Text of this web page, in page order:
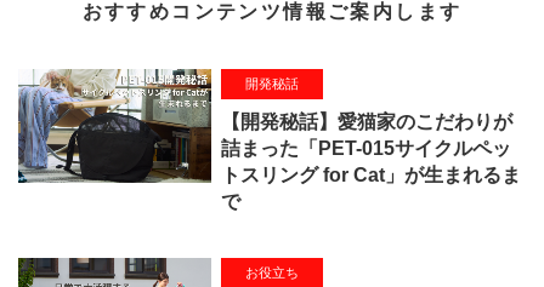
おすすめコンテンツ情報ご案内します
開発秘話
【開発秘話】愛猫家のこだわりが
詰まった「PET-015サイクルペッ
トスリング for Cat」が生まれるま
で
お役立ち